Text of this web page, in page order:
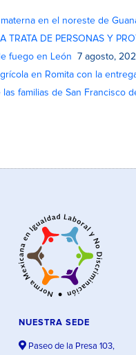
en el noreste de
TRATA DE PERSONAS Y
fuego en León
7 agosto,
en Romita con la
familias de San Francisco
NUESTRA SEDE
Paseo de la Presa 103,